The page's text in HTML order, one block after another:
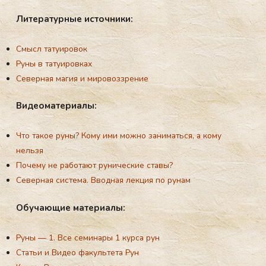
Ли­тера­тур­ные ис­точни­ки:
Смысл татуировок
Руны в татуировках
Северная магия и мировоззрение
Ви­де­ома­тери­алы:
Что такое руны? Кому ими можно заниматься, а кому
нельзя
Почему не работают рунические ставы?
Северная система. Вводная лекция по рунам
Обу­ча­ющие ма­тери­алы:
Руны — 1. Все семинары 1 курса рун
Статьи и Видео факультета Рун